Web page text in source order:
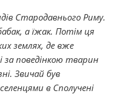
Стародавнього Риму.
а їжак. Потім ця
землях, де вже
за поведінкою тварин
Звичай був
в Сполучені